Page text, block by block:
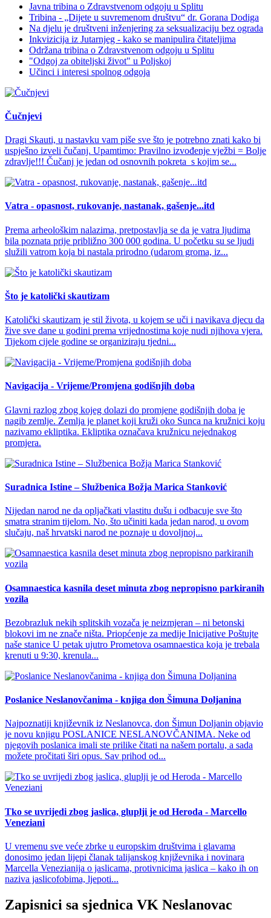
Javna tribina o Zdravstvenom odgoju u Splitu
Tribina - „Dijete u suvremenom društvu“ dr. Gorana Dodiga
Na djelu je društveni inženjering za seksualizaciju bez ograda
Inkvizicija iz Jutarnjeg - kako se manipulira čitateljima
Održana tribina o Zdravstvenom odgoju u Splitu
"Odgoj za obiteljski život" u Poljskoj
Učinci i interesi spolnog odgoja
Čučnjevi
Dragi Skauti, u nastavku vam piše sve što je potrebno znati kako bi
uspješno izveli čučanj. Upamtimo: Pravilno izvođenje vježbi = Bolje
zdravlje!!! Čučanj je jedan od osnovnih pokreta s kojim se...
Vatra - opasnost, rukovanje, nastanak, gašenje...itd
Prema arheološkim nalazima, pretpostavlja se da je vatra ljudima
bila poznata prije približno 300 000 godina. U početku su se ljudi
služili vatrom koja bi nastala prirodno (udarom groma, iz...
Što je katolički skautizam
Katolički skautizam je stil života, u kojem se uči i navikava djecu da
žive sve dane u godini prema vrijednostima koje nudi njihova vjera.
Tijekom cijele godine se organiziraju tjedni...
Navigacija - Vrijeme/Promjena godišnjih doba
Glavni razlog zbog kojeg dolazi do promjene godišnjih doba je
nagib zemlje. Zemlja je planet koji kruži oko Sunca na kružnici koju
nazivamo ekliptika. Ekliptika označava kružnicu nejednakog
promjera.
Suradnica Istine – Službenica Božja Marica Stanković
Nijedan narod ne da opljačkati vlastitu dušu i odbacuje sve što
smatra stranim tijelom. No, što učiniti kada jedan narod, u ovom
slučaju, naš hrvatski narod ne poznaje u dovoljnoj...
Osamnaestica kasnila deset minuta zbog nepropisno parkiranih
vozila
Bezobrazluk nekih splitskih vozača je neizmjeran – ni betonski
blokovi im ne znače ništa. Priopćenje za medije Inicijative Poštujte
naše stanice U petak ujutro Prometova osamnaestica koja je trebala
krenuti u 9:30, krenula...
Poslanice Neslanovčanima - knjiga don Šimuna Doljanina
Najpoznatiji književnik iz Neslanovca, don Šimun Doljanin objavio
je novu knjigu POSLANICE NESLANOVČANIMA. Neke od
njegovih poslanica imali ste prilike čitati na našem portalu, a sada
možete pročitati širi opus. Sav prihod od...
Tko se uvrijedi zbog jaslica, gluplji je od Heroda - Marcello
Veneziani
U vremenu sve veće zbrke u europskim društvima i glavama
donosimo jedan lijepi članak talijanskog književnika i novinara
Marcella Venezianija o jaslicama, protivnicima jaslica – kako ih on
naziva jaslicofobima, ljepoti...
Zapisnici sa sjednica VK Neslanovac